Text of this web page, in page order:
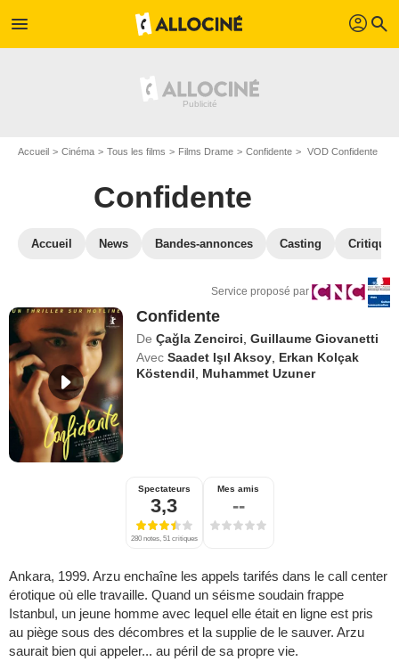
menu profil search
Accueil Cinéma Tous les films Films Drame Confidente VOD Confidente
Confidente
Accueil News Bandes-annonces Casting
Service proposé par
Confidente
De Çağla Zencirci ,Guillaume Giovanetti
Avec Saadet Işıl Aksoy Erkan Kolçak
Köstendil
Muhammet Uzuner
Spectateurs
3,3
280 notes, 51 critiques
Mes amis
--
Ankara, 1999. Arzu enchaîne les appels tarifés dans le call center
érotique où elle travaille. Quand un séisme soudain frappe
Istanbul, un jeune homme avec lequel elle était en ligne est pris
au piège sous des décombres et la supplie de le sauver. Arzu
saurait bien qui appeler... au péril de sa propre vie.